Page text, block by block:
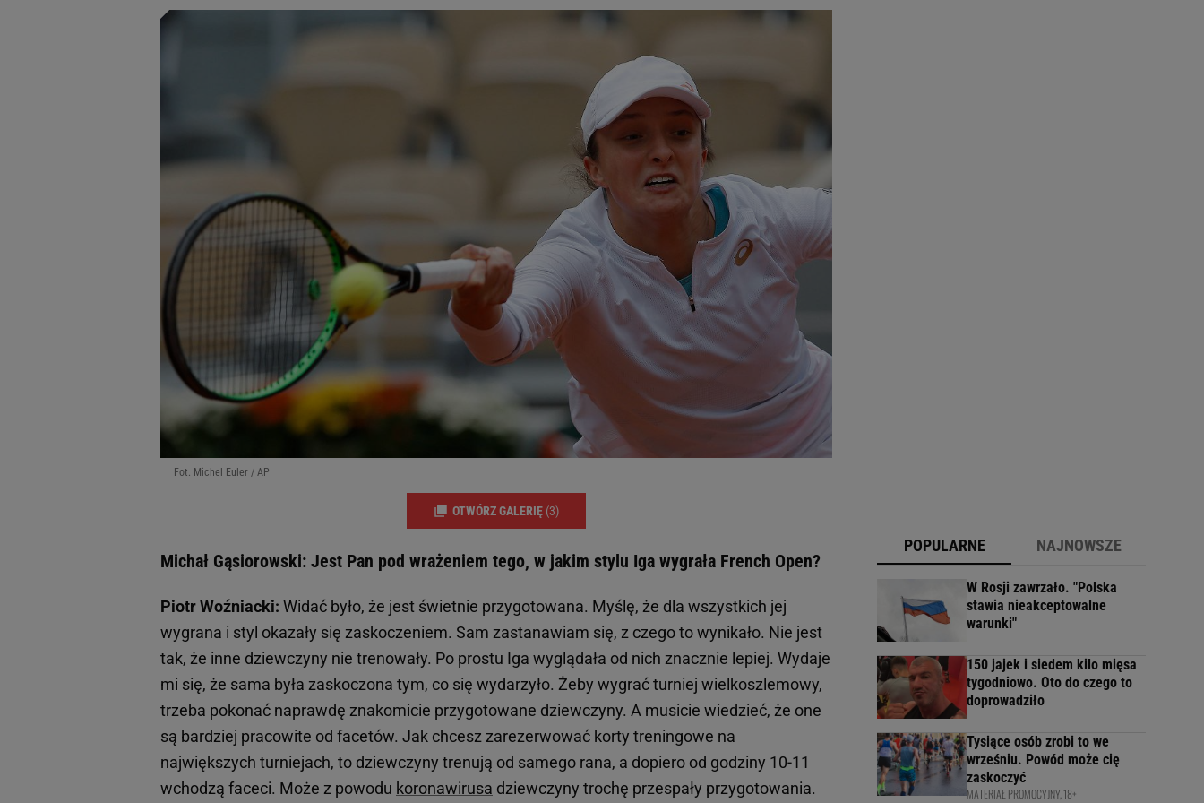
Fot. Michel Euler / AP
OTWÓRZ GALERIĘ (3)
Michał Gąsiorowski: Jest Pan pod wrażeniem tego, w jakim stylu Iga wygrała French Open?
Piotr Woźniacki: Widać było, że jest świetnie przygotowana. Myślę, że dla wszystkich jej
wygrana i styl okazały się zaskoczeniem. Sam zastanawiam się, z czego to wynikało. Nie jest
tak, że inne dziewczyny nie trenowały. Po prostu Iga wyglądała od nich znacznie lepiej. Wydaje
mi się, że sama była zaskoczona tym, co się wydarzyło. Żeby wygrać turniej wielkoszlemowy,
trzeba pokonać naprawdę znakomicie przygotowane dziewczyny. A musicie wiedzieć, że one
są bardziej pracowite od facetów. Jak chcesz zarezerwować korty treningowe na
największych turniejach, to dziewczyny trenują od samego rana, a dopiero od godziny 10-11
wchodzą faceci. Może z powodu koronawirusa dziewczyny trochę przespały przygotowania.
POPULARNE NAJNOWSZE
W Rosji zawrzało. "Polska
stawia nieakceptowalne
warunki"
150 jajek i siedem kilo mięsa
tygodniowo. Oto do czego to
doprowadziło
Tysiące osób zrobi to we
wrześniu. Powód może cię
zaskoczyć
MATERIAŁ PROMOCYJNY, 18+